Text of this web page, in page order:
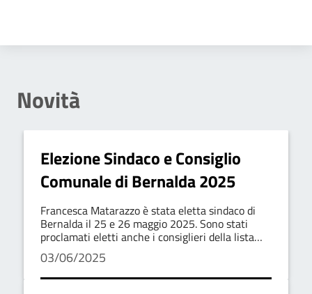
Novità
Elezione Sindaco e Consiglio
Comunale di Bernalda 2025
Francesca Matarazzo è stata eletta sindaco di
Bernalda il 25 e 26 maggio 2025. Sono stati
proclamati eletti anche i consiglieri della lista
"Prima Bernalda e Metaponto" e 5 della lista
"Bernalda-Metaponto".
03/06/2025